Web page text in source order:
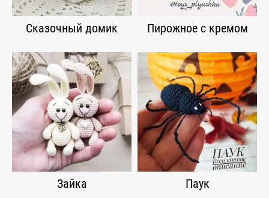
Сказочный домик Пирожное с кремом
Зайка Паук